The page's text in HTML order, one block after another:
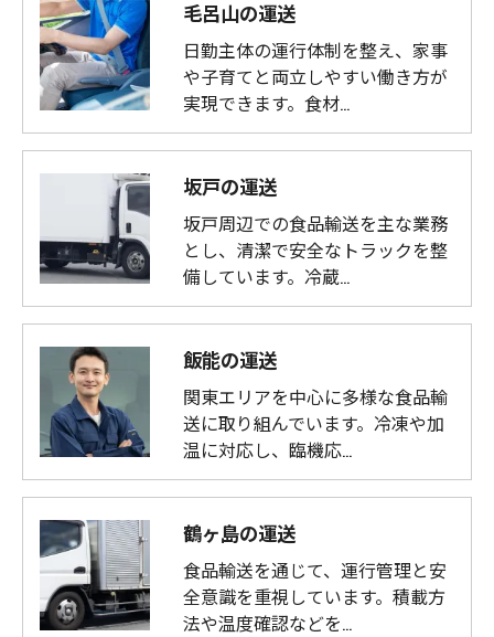
毛呂山の運送
日勤主体の運行体制を整え、家事
や子育てと両立しやすい働き方が
実現できます。食材…
坂戸の運送
坂戸周辺での食品輸送を主な業務
とし、清潔で安全なトラックを整
備しています。冷蔵…
飯能の運送
関東エリアを中心に多様な食品輸
送に取り組んでいます。冷凍や加
温に対応し、臨機応…
鶴ヶ島の運送
食品輸送を通じて、運行管理と安
全意識を重視しています。積載方
法や温度確認などを…